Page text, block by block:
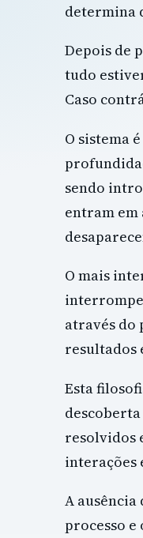
determina
Depois de
tudo
Caso
O sistema
sendo
entram em
O mais
através do
resultados
Esta
resolvidos
interações
A
processo